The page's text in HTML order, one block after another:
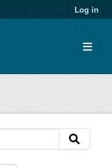
Log in